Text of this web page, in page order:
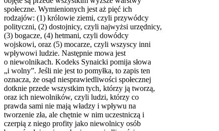
społeczne. Wymienionych jest aż pięć ich
rodzajów: (1) królowie ziemi, czyli przywódcy
polityczni, (2) dostojnicy, czyli najwyżsi urzędnicy,
(3) bogacze, (4) hetmani, czyli dowódcy
wojskowi, oraz (5) mocarze, czyli wszyscy inni
wpływowi ludzie. Następnie mowa jest
o niewolnikach. Kodeks Synaicki pomija słowa
„i wolny”. Jeśli nie jest to pomyłka, to zapis ten
oznacza, że osąd niesprawiedliwości społecznej
dotknie przede wszystkim tych, którzy ją tworzą,
oraz ich niewolników, czyli ludzi, którzy co
prawda sami nie mają władzy i wpływu na
tworzenie zła, ale chętnie w nim uczestniczą i
czerpią z niego profity jako niewolnicy osób